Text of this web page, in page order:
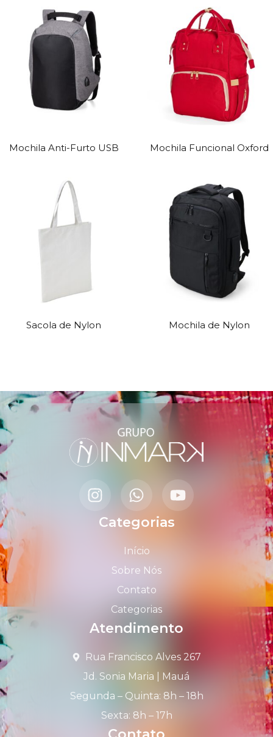
Mochila Anti-Furto USB Mochila Funcional Oxford
Sacola de Nylon Mochila de Nylon
Categorias
Início
Sobre Nós
Contato
Categorias
Atendimento
Rua Francisco Alves 267
Jd. Sonia Maria | Mauá
Segunda – Quinta: 8h – 18h
Sexta: 8h – 17h